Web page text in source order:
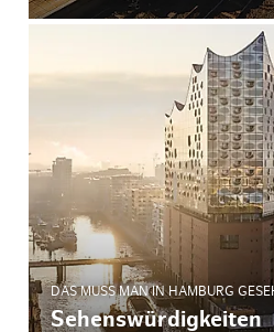
DAS MUSS MAN IN HAMBURG
Sehenswürdigkeiten